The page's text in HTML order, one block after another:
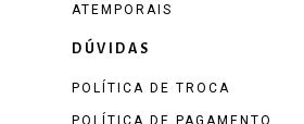
ATEMPORAIS
DÚVIDAS
POLÍTICA DE TROCA
POLÍTICA DE PAGAMENTO